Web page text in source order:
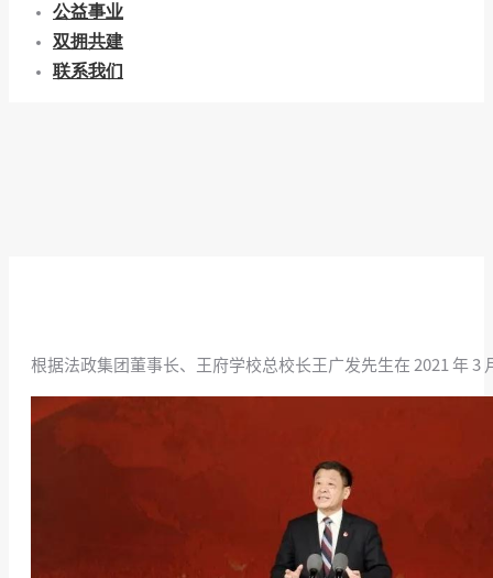
公益事业
双拥共建
联系我们
根据法政集团董事长、王府学校总校长王广发先生在 2021 年 3